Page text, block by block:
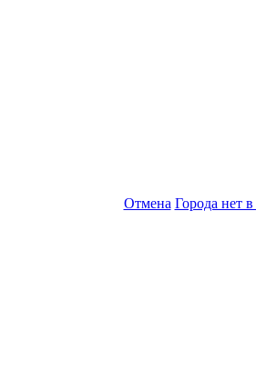
Отмена Города нет